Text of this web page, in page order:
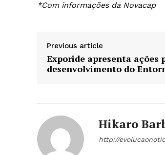
*Com informações da Novacap
Previous article
Exporide apresenta ações
desenvolvimento do
Hikaro
http://